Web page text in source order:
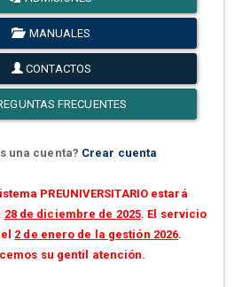
MANUALES
CONTACTOS
FRECUENTES
una cuenta? Crear cuenta
PREUNIVERSITARIO estará
28 de diciembre de 2025. El servicio
2 de enero de la gestión 2026.
su gentil atención.